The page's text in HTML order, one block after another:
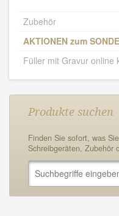
Zubehör
AKTIONEN zum
Füller mit Gravur online
Produkte suchen
Finden Sie sofort, was
Schreibgeräten, Zubehör